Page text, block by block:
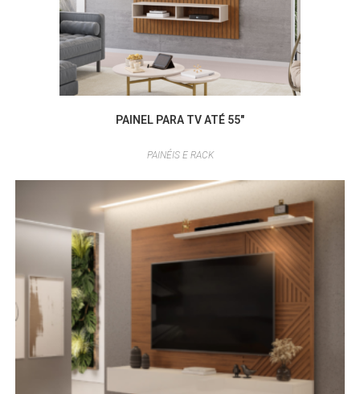
PAINEL PARA TV ATÉ 55″
PAINÉIS E RACK